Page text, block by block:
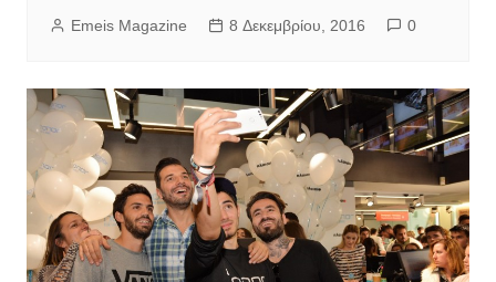
Emeis Magazine 8 Δεκεμβρίου, 2016 0